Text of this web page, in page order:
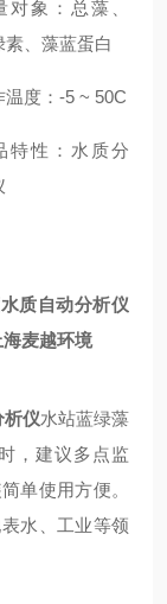
对象：总藻、
素、藻蓝蛋白
温度：-5 ~ 50C
特性：水质分
质自动分析仪
麦越环境
析仪水站蓝绿藻
，建议多点监
单使用方便。
水、工业等领